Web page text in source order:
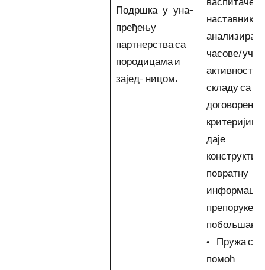
Подршка у уна-
пређењу
партнерства са
породицама и
зајед- ницом.
анализира
часове/
активности у
складу са
даје
повратну
препоруке за
побољшање
• Пружа
помоћ